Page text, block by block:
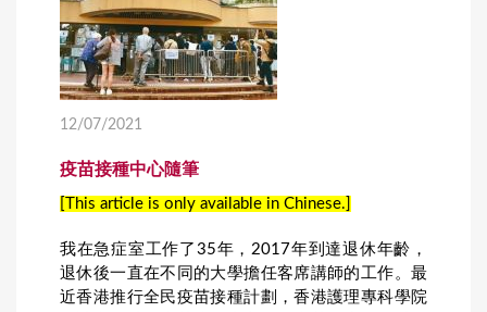
12/07/2021
疫苗接種中心隨筆
[This article is only available in Chinese.]
我在急症室工作了35年，2017年到達退休年齡，
退休後一直在不同的大學擔任客席講師的工作。最
近香港推行全民疫苗接種計劃，香港護理專科學院